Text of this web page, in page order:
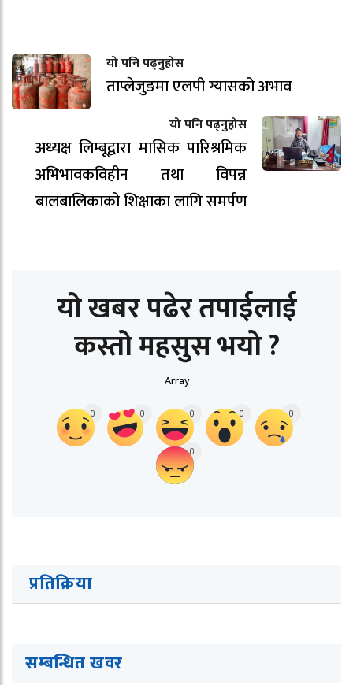
यो पनि पढ्नुहोस
ताप्लेजुङमा एलपी ग्यासको अभाव
यो पनि पढ्नुहोस
अध्यक्ष लिम्बूद्वारा मासिक पारिश्रमिक
अभिभावकविहीन तथा विपन्न
बालबालिकाको शिक्षाका लागि समर्पण
यो खबर पढेर तपाईलाई
कस्तो महसुस भयो ?
Array
0 0 0 0 0
0
प्रतिक्रिया
सम्बन्धित खवर